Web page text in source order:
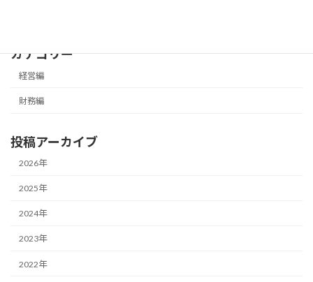
カテゴリー
経営編
財務編
投稿アーカイブ
2026年
2025年
2024年
2023年
2022年